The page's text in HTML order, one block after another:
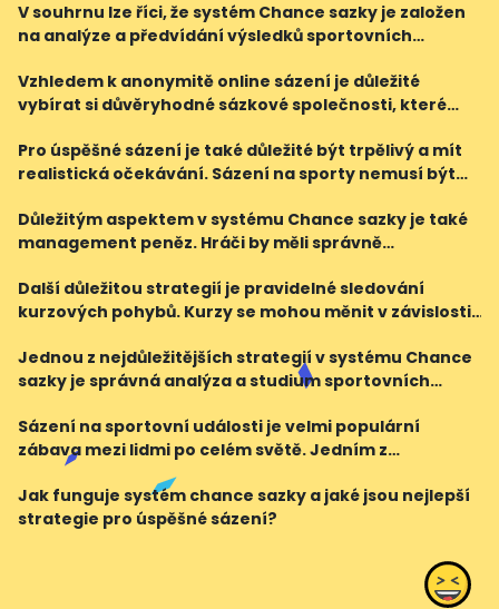
V souhrnu lze říci, že systém Chance sazky je založen
na analýze a předvídání výsledků sportovních
studium sportovních událostí, sledování kurzů, efekt
Vzhledem k anonymitě online sázení je důležité
vybírat si důvěryhodné sázkové společnosti, které
společnosti mají často lepší nabídky kurzů a poskytují
sprav
Pro úspěšné sázení je také důležité být trpělivý a mít
realistická očekávání. Sázení na sporty nemusí být
důležité mít disciplínu a nevydávat se za
Důležitým aspektem v systému Chance sazky je také
management peněz. Hráči by měli správně
na jediný zápas. Důraz by měl být kladen na
dlouhodobé sázk
Další důležitou strategií je pravidelné sledování
kurzových pohybů. Kurzy se mohou měnit v závislosti
nebo negativních zpráv z medií. Hráči, kteří jso
Jednou z nejdůležitějších strategií v systému Chance
sazky je správná analýza a studium sportovních
jednotlivých týmů nebo sportovců, stejně jako historii
Sázení na sportovní události je velmi populární
zábava mezi lidmi po celém světě. Jedním z
nejznámějších sázkových systémů je systém Chance
sazky. Tento systém funguje na principu předvídání
výsledků
Jak funguje systém chance sazky a jaké jsou nejlepší
strategie pro úspěšné sázení?